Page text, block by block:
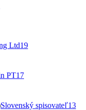
Ltd19
PT17
Slovenský spisovateľ13